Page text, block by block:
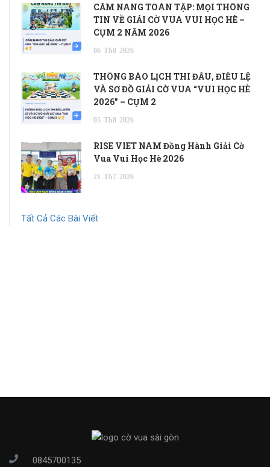
CẨM NANG TOÀN TẬP: MỌI THÔNG
TIN VỀ GIẢI CỜ VUA VUI HỌC HÈ –
CỤM 2 NĂM 2026
06 Th8 2026
THÔNG BÁO LỊCH THI ĐẤU, ĐIỀU LỆ
VÀ SƠ ĐỒ GIẢI CỜ VUA “VUI HỌC HÈ
2026” – CỤM 2
05 Th8 2026
RISE VIET NAM Đồng Hành Giải Cờ
Vua Vui Học Hè 2026
21 Th7 2026
Tất Cả Các Bài Viết
0845700135